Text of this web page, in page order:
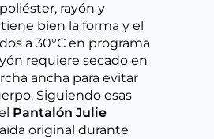
rayón y
bien la forma y el
a 30°C en programa
requiere secado en
ancha para evitar
Siguiendo esas
Pantalón Julie
original durante